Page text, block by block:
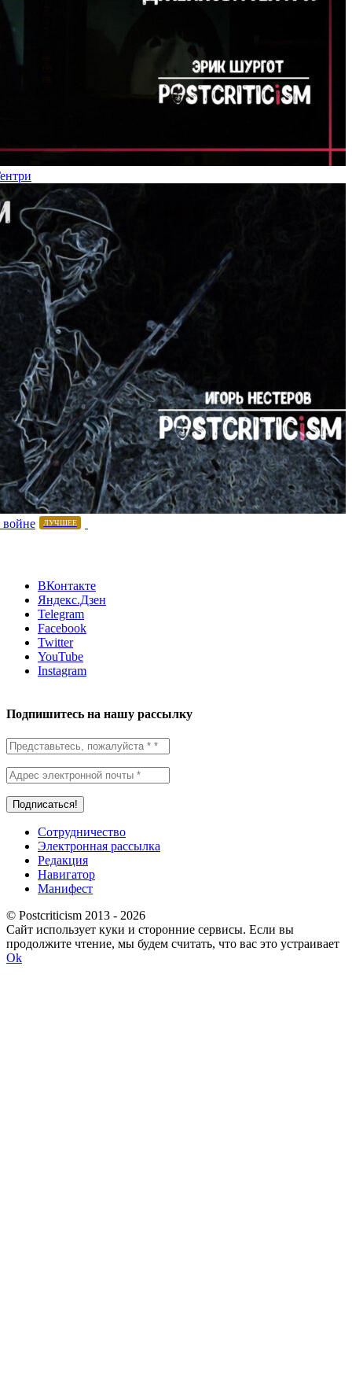
ЛУЧШЕЕ
ВКонтакте
Яндекс.Дзен
Telegram
Facebook
Twitter
YouTube
Instagram
Подпишитесь на нашу рассылку
Сотрудничество
Электронная рассылка
Редакция
Навигатор
Манифест
© Postcriticism 2013 - 2026
Сайт использует куки и сторонние сервисы. Если вы
продолжите чтение, мы будем считать, что вас это устраивает
Ok